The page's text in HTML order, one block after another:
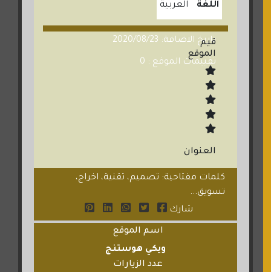
اللغة العربية
تاريخ الاضافة: 2020/08/23
تقييمات الموقع : 0
قيم
الموقع
العنوان
كلمات مفتاحية: تصميم، تقنية، اخراج،
تسويق...
شارك
اسم الموقع
ويكي هوستنج
عدد الزيارات